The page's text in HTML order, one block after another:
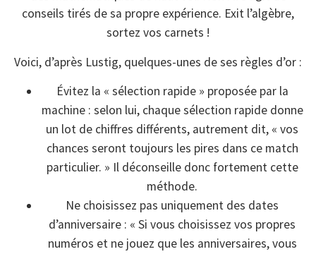
conseils tirés de sa propre expérience. Exit l’algèbre,
sortez vos carnets !
Voici, d’après Lustig, quelques-unes de ses règles d’or :
Évitez la « sélection rapide » proposée par la
machine : selon lui, chaque sélection rapide donne
un lot de chiffres différents, autrement dit, « vos
chances seront toujours les pires dans ce match
particulier. » Il déconseille donc fortement cette
méthode.
Ne choisissez pas uniquement des dates
d’anniversaire : « Si vous choisissez vos propres
numéros et ne jouez que les anniversaires, vous